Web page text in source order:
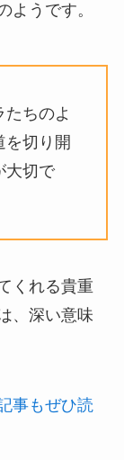
ようです。
ちのよ
を切り開
大切で
くれる貴重
、深い意味
事もぜひ読